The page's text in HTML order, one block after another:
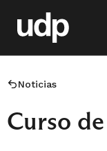
Noticias
Curso